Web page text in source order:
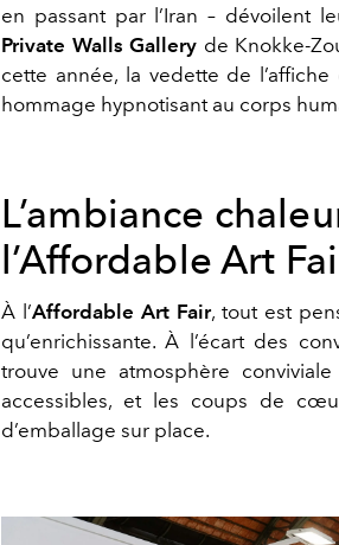
en passant par l’Iran – dévoilent
Private Walls Gallery de Knokke-
cette année, la vedette de
hommage hypnotisant au corps
L’ambiance
l’Affordable Art
À l’Affordable Art Fair, tout est
qu’enrichissante. À l’écart des
trouve une atmosphère
accessibles, et les coups de
d’emballage sur place.